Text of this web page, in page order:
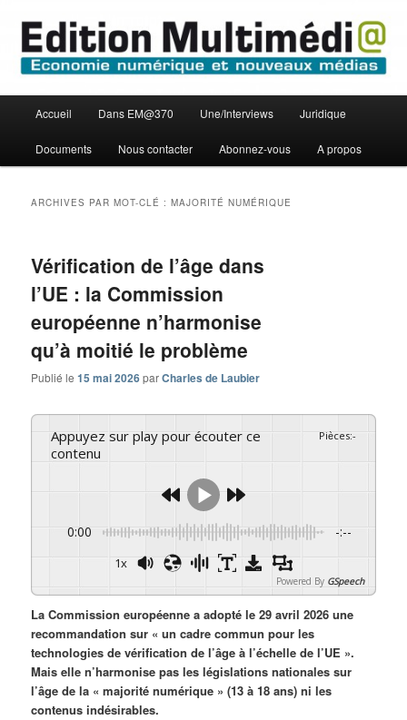
contenu
principal
contenu
secondaire
Edition Multimédi@
principal
Accueil Dans EM@370 Une/Interviews Juridique
Documents Nous contacter Abonnez-vous A propos
ARCHIVES PAR MOT-CLÉ :MAJORITÉ NUMÉRIQUE
Vérification de l’âge dans
l’UE : la Commission
européenne n’harmonise
qu’à moitié le problème
Publié le15 mai 2026parCharles de Laubier
Appuyez sur play pour écouter ce
contenu
Pièces:-
0:00 -:--
1x
Powered By GSpeech
La Commission européenne a adopté le 29 avril 2026 une
recommandation sur « un cadre commun pour les
technologies de vérification de l’âge à l’échelle de l’UE ».
Mais elle n’harmonise pas les législations nationales sur
l’âge de la « majorité numérique » (13 à 18 ans) ni les
contenus indésirables.